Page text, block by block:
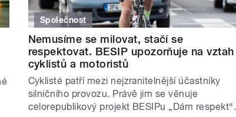
Společnost
Nemusíme se milovat, stačí se
respektovat. BESIP upozorňuje na vztah
cyklistů a motoristů
Cyklisté patří mezi nejzranitelnější účastníky
silničního provozu. Právě jim se věnuje
celorepublikový projekt BESIPu „Dám respekt“.